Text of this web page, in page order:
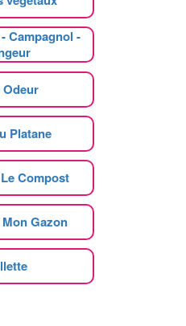
Campagnol -
Platane
Compost
Gazon